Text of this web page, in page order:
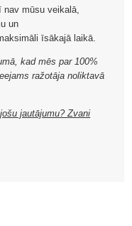
nav mūsu veikalā,
un
īsākajā laikā.
kad mēs par 100%
ražotāja noliktavā
jautājumu? Zvani